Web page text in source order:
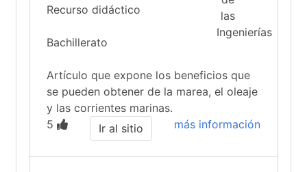
Recurso didáctico
Bachillerato
Artículo que expone los beneficios que
se pueden obtener de la marea, el oleaje
y las corrientes marinas.
5
más información
Ir al sitio